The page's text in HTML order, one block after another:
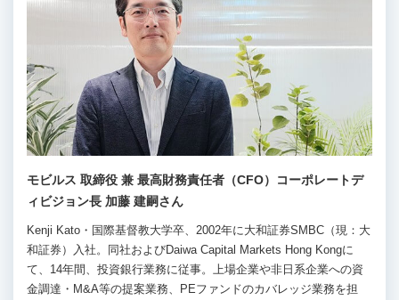
モビルス 取締役 兼 最高財務責任者（CFO）コーポレートデ
ィビジョン長 加藤 建嗣さん
Kenji Kato・国際基督教大学卒、2002年に大和証券SMBC（現：大
和証券）入社。同社およびDaiwa Capital Markets Hong Kongに
て、14年間、投資銀行業務に従事。上場企業や非日系企業への資
金調達・M&A等の提案業務、PEファンドのカバレッジ業務を担